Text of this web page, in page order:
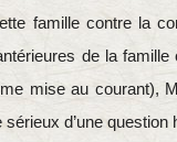
famille contre la
de la
mise au courant),
d’une question